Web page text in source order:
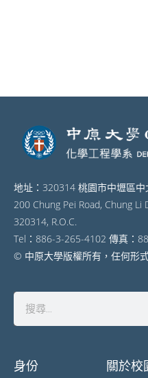
地址：320314 桃園市中壢區
200 Chung Pei Road, Chung Li
320314, R.O.C.
Tel：886-3-265-4102 傳真：
© 中原大學版權所有，任何形
身份 關於校